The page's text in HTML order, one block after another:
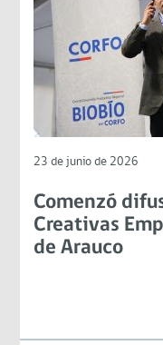
23 de junio de 2026
Comenzó
Creativas
de Arauco